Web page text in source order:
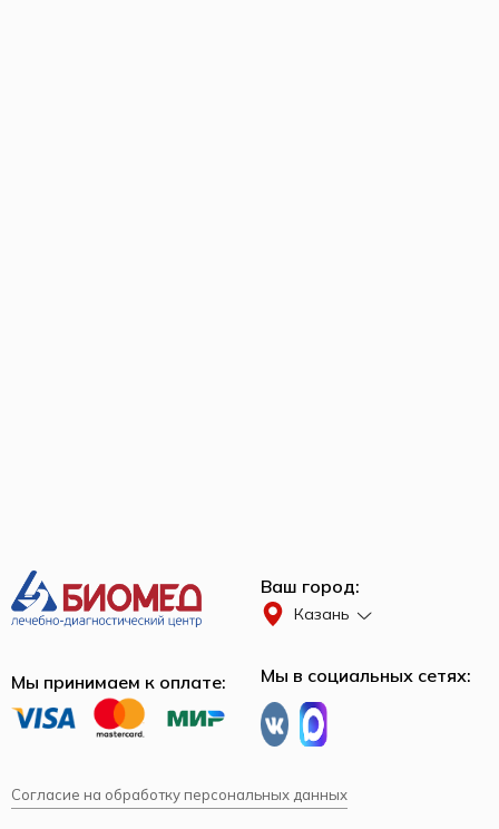
Ваш город:
Казань
Мы принимаем к оплате: Мы в социальных сетях:
Согласие на обработку персональных данных